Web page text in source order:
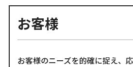
お客様
お客様のニーズを的確に捉え、